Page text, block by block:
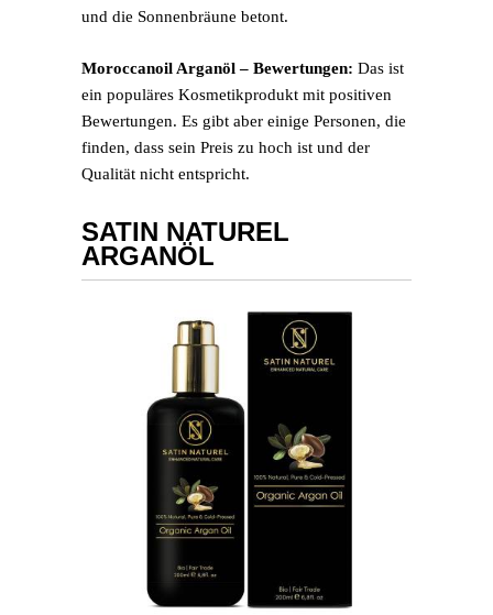
und die Sonnenbräune betont.
Moroccanoil Arganöl – Bewertungen: Das ist
ein populäres Kosmetikprodukt mit positiven
Bewertungen. Es gibt aber einige Personen, die
finden, dass sein Preis zu hoch ist und der
Qualität nicht entspricht.
SATIN NATUREL
ARGANÖL